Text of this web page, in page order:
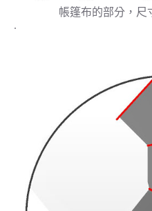
帳篷布的部分，尺
.